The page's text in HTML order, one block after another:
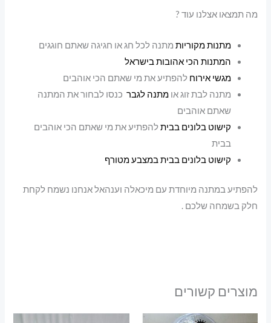
מה תמצאו אצלנו עוד ?
מתנות מקוריות מתנה לכל חג או חגיגה שאתם חוגגים
המתנות הכי אהובות בישראל
מגשי אירוח להפתיע את מי שאתם הכי אוהבים
מתנה לבת זוג אומתנה לגבר כנסו לבחור את המתנה
שאתם אוהבים
קישוט בלונים בביתלהפתיע את מי שאתם הכי אוהבים
בבית
קישוט בלונים בבית במצבע מטורף
להפתיע במתנה מיוחדת עם מיכאלה וענהאל אנחנו נשמח לקחת
חלק בשמחה שלכם .
מוצרים קשורים